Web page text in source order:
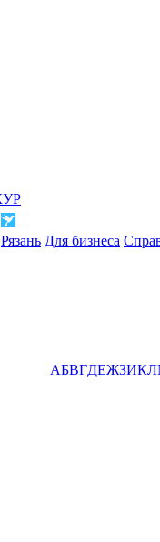
Рязань Для бизнеса
АБВГДЕЖЗИКЛ